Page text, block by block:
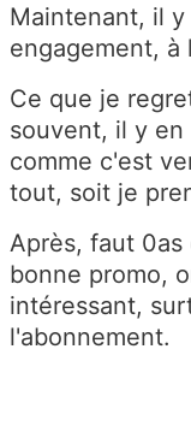
Maintenant, il
engagement, à
Ce que je
souvent, il y
comme c'est
tout, soit je
Après, faut
bonne promo,
intéressant,
l'abonnement.